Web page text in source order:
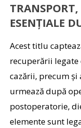
ESENȚIALE
Acest titlu
recuperării
cazării, precum
urmează după
postoperatorie,
elemente sunt